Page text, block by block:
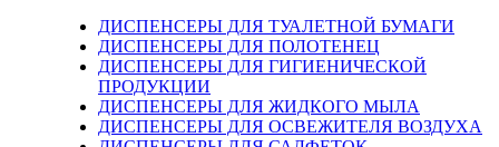
ДИСПЕНСЕРЫ ДЛЯ ТУАЛЕТНОЙ БУМАГИ
ДИСПЕНСЕРЫ ДЛЯ ПОЛОТЕНЕЦ
ДИСПЕНСЕРЫ ДЛЯ ГИГИЕНИЧЕСКОЙ
ПРОДУКЦИИ
ДИСПЕНСЕРЫ ДЛЯ ЖИДКОГО МЫЛА
ДИСПЕНСЕРЫ ДЛЯ ОСВЕЖИТЕЛЯ ВОЗДУХА